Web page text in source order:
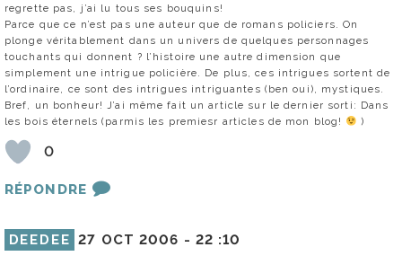
regrette pas, j’ai lu tous ses bouquins!
Parce que ce n’est pas une auteur que de romans policiers. On
plonge véritablement dans un univers de quelques personnages
touchants qui donnent ? l’histoire une autre dimension que
simplement une intrigue policière. De plus, ces intrigues sortent de
l’ordinaire, ce sont des intrigues intriguantes (ben oui), mystiques.
Bref, un bonheur! J’ai même fait un article sur le dernier sorti: Dans
les bois éternels (parmis les premiesr articles de mon blog!
)
0
RÉPONDRE
DEEDEE 27 OCT 2006 - 22 :10